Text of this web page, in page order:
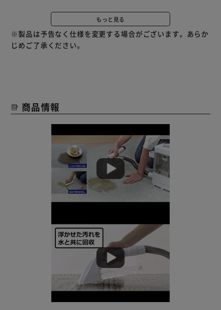
ハンドツール式なので、タンクは横に置いて軽々お掃除。
噴霧レバーを引くだけの楽々噴霧。
ハンドツールの先端のノズルを下方に向けないと噴霧されな
い安心設計。
※清水タンクには洗浄剤を入れないでください。
もっと見る
※製品は予告なく仕様を変更する場合がございます。あらか
じめご了承ください。
商品情報